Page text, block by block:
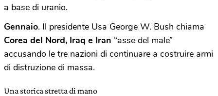
a base di uranio.
Gennaio. Il presidente Usa George W. Bush chiama
Corea del Nord, Iraq e Iran “asse del male”
accusando le tre nazioni di continuare a costruire armi
di distruzione di massa.
Una storica stretta di mano